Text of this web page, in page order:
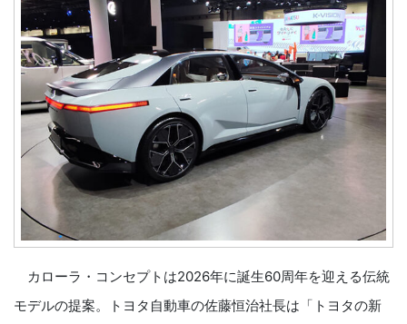
カローラ・コンセプトは2026年に誕生60周年を迎える伝統
モデルの提案。トヨタ自動車の佐藤恒治社長は「トヨタの新